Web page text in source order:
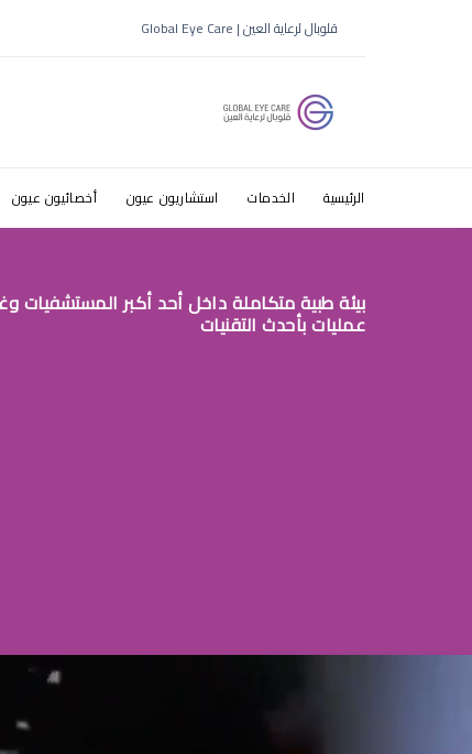
علاج ضعف
قلوبال لرعاية العين | Global Eye Care
الرئيسية الخدمات استشاريون عيون أخصائيون عيون
بيئة طبية متكاملة داخل أحد أكبر المستشفيات
عمليات بأحدث التقنيات